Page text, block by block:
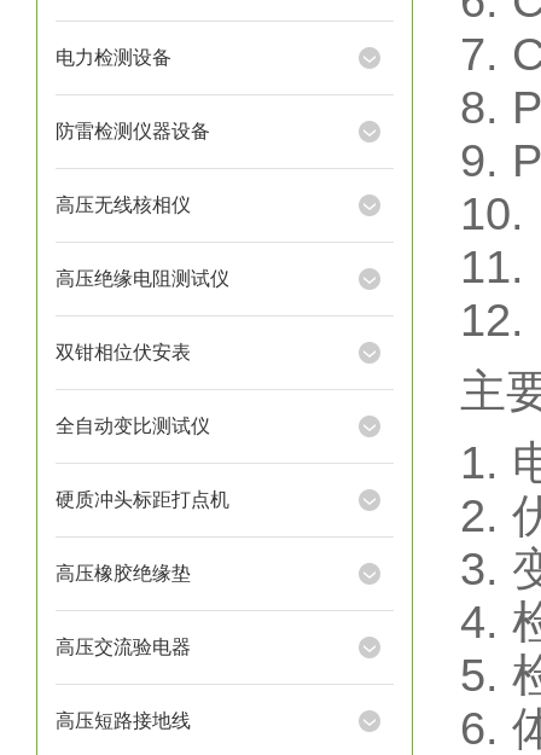
电力检测设备
防雷检测仪器设备
高压无线核相仪
高压绝缘电阻测试仪
双钳相位伏安表
全自动变比测试仪
硬质冲头标距打点机
高压橡胶绝缘垫
高压交流验电器
高压短路接地线
7.
8.
9.
10.
11.
12.
主
1.
2.
3.
4.
5.
6.